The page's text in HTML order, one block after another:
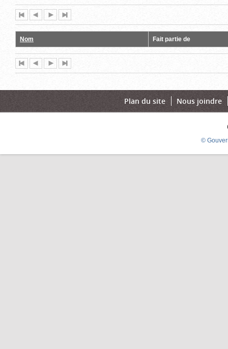
Première
page
Page
précédente
suivante
page
Nom Fait partie de
Première
page
Page
précédente
suivante
page
Plan du site Nous joindre
©